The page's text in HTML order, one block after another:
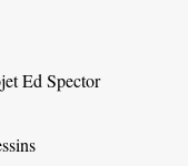
Ed Spector